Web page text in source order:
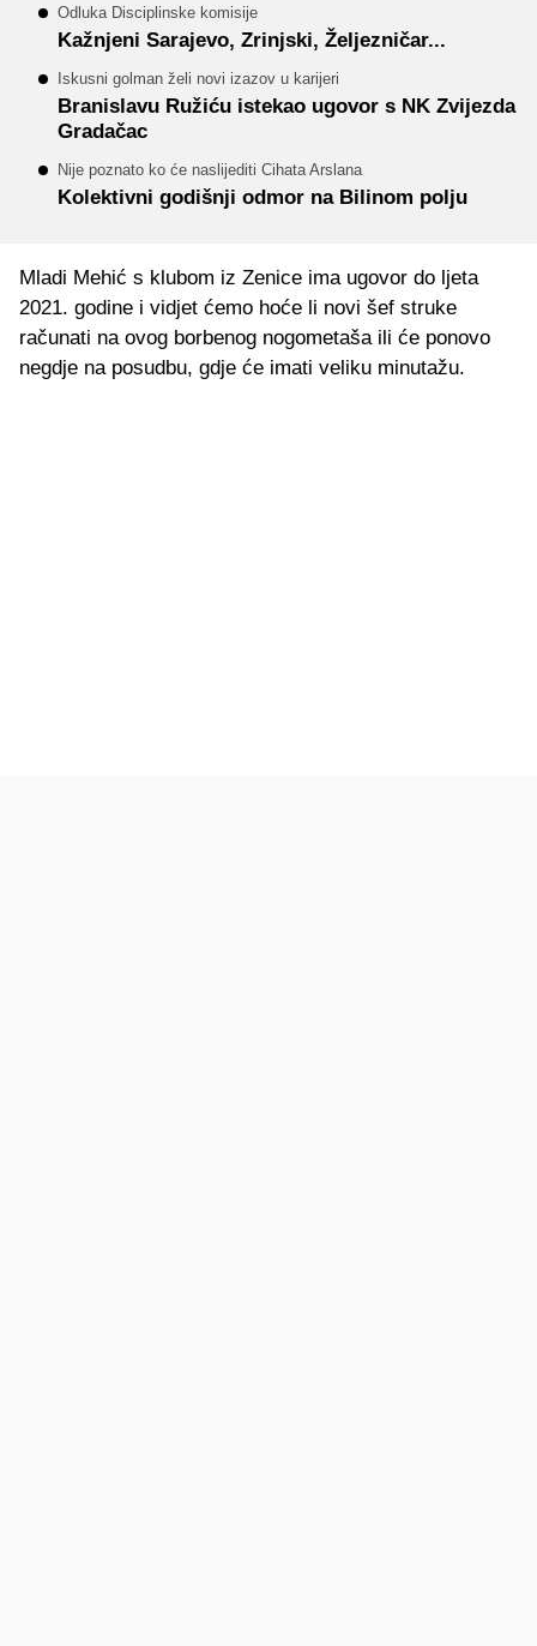
Odluka Disciplinske komisije
Kažnjeni Sarajevo, Zrinjski, Željezničar...
Iskusni golman želi novi izazov u karijeri
Branislavu Ružiću istekao ugovor s NK Zvijezda
Gradačac
Nije poznato ko će naslijediti Cihata Arslana
Kolektivni godišnji odmor na Bilinom polju
Mladi Mehić s klubom iz Zenice ima ugovor do ljeta
2021. godine i vidjet ćemo hoće li novi šef struke
računati na ovog borbenog nogometaša ili će ponovo
negdje na posudbu, gdje će imati veliku minutažu.